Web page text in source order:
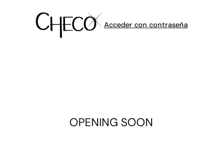
Acceder con contraseña
OPENING SOON